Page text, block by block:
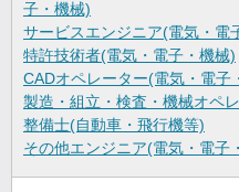
子・機械)
サービスエンジニア(電気・電
特許技術者(電気・電子・機械)
CADオペレーター(電気・電子
製造・組立・検査・機械オペ
整備士(自動車・飛行機等)
その他エンジニア(電気・電子